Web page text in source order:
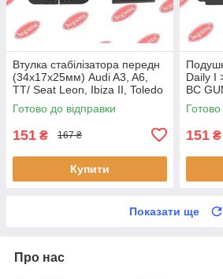
Втулка стабілізатора передн
(34х17х25мм) Audi A3, A6,
TT/ Seat Leon, Ibiza II, Toledo
II (BC0226) BCGUMA BC0226
BC GUMA
Готово до відправки
151 ₴ 167 ₴
Купити
Daily I
BC
151 ₴
Показати ще
Про нас